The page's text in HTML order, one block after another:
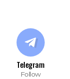
Telegram
Follow